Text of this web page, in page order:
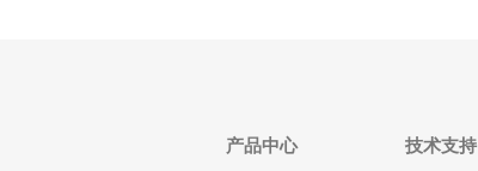
产品中心 技术支持